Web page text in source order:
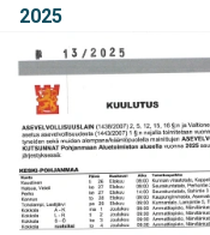
2025